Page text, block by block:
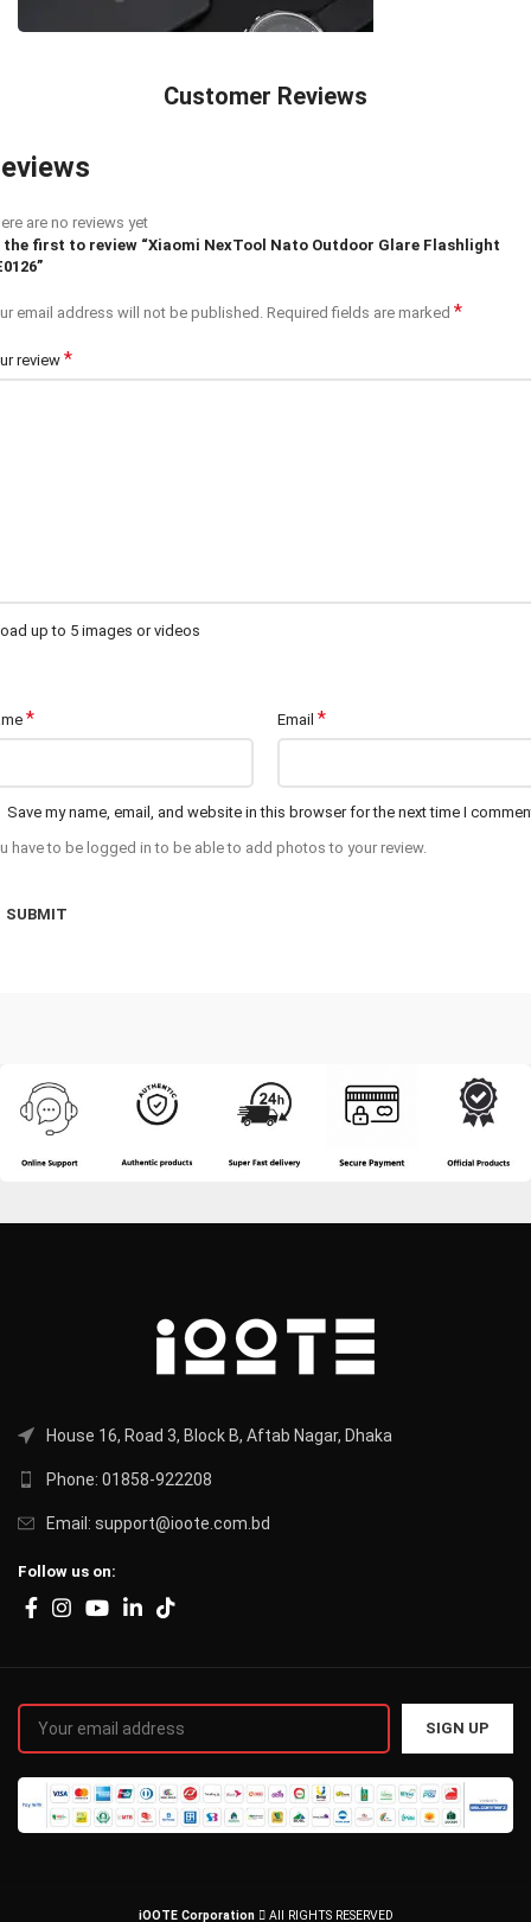
Customer Reviews
are no reviews yet
the first to review “Xiaomi NexTool Nato Outdoor Glare Flashlight
email address will not be published. Required fields are marked *
review *
up to 5 images or videos
* Email *
Save my name, email, and website in this browser for the next time I
have to be logged in to be able to add photos to your review.
House 16, Road 3, Block B, Aftab Nagar, Dhaka
Phone: 01858-922208
Email: support@ioote.com.bd
Follow us on:
iOOTE Corporation All RIGHTS RESERVED